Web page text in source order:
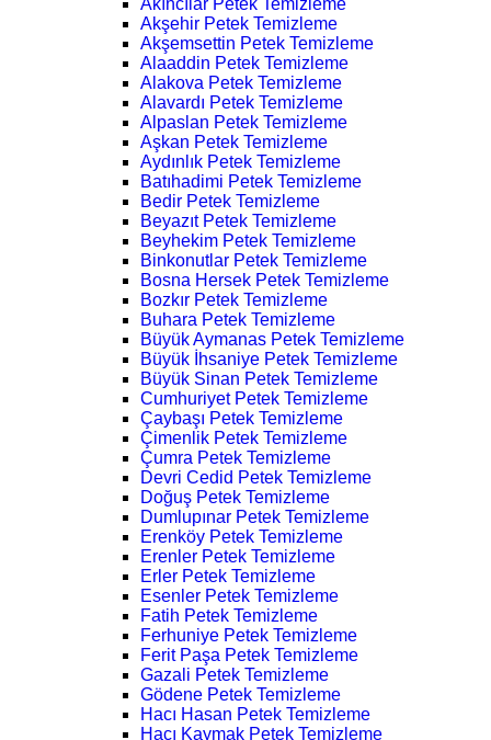
Akıncılar Petek Temizleme
Akşehir Petek Temizleme
Akşemsettin Petek Temizleme
Alaaddin Petek Temizleme
Alakova Petek Temizleme
Alavardı Petek Temizleme
Alpaslan Petek Temizleme
Aşkan Petek Temizleme
Aydınlık Petek Temizleme
Batıhadimi Petek Temizleme
Bedir Petek Temizleme
Beyazıt Petek Temizleme
Beyhekim Petek Temizleme
Binkonutlar Petek Temizleme
Bosna Hersek Petek Temizleme
Bozkır Petek Temizleme
Buhara Petek Temizleme
Büyük Aymanas Petek Temizleme
Büyük İhsaniye Petek Temizleme
Büyük Sinan Petek Temizleme
Cumhuriyet Petek Temizleme
Çaybaşı Petek Temizleme
Çimenlik Petek Temizleme
Çumra Petek Temizleme
Devri Cedid Petek Temizleme
Doğuş Petek Temizleme
Dumlupınar Petek Temizleme
Erenköy Petek Temizleme
Erenler Petek Temizleme
Erler Petek Temizleme
Esenler Petek Temizleme
Fatih Petek Temizleme
Ferhuniye Petek Temizleme
Ferit Paşa Petek Temizleme
Gazali Petek Temizleme
Gödene Petek Temizleme
Hacı Hasan Petek Temizleme
Hacı Kaymak Petek Temizleme